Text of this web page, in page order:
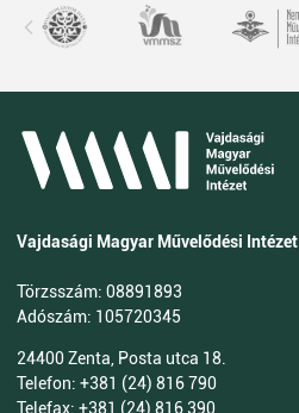
Vajdasági Magyar Művelődési Intézet
Törzsszám: 08891893
Adószám: 105720345
24400 Zenta, Posta utca 18.
Telefon: +381 (24) 816 790
Telefax: +381 (24) 816 390